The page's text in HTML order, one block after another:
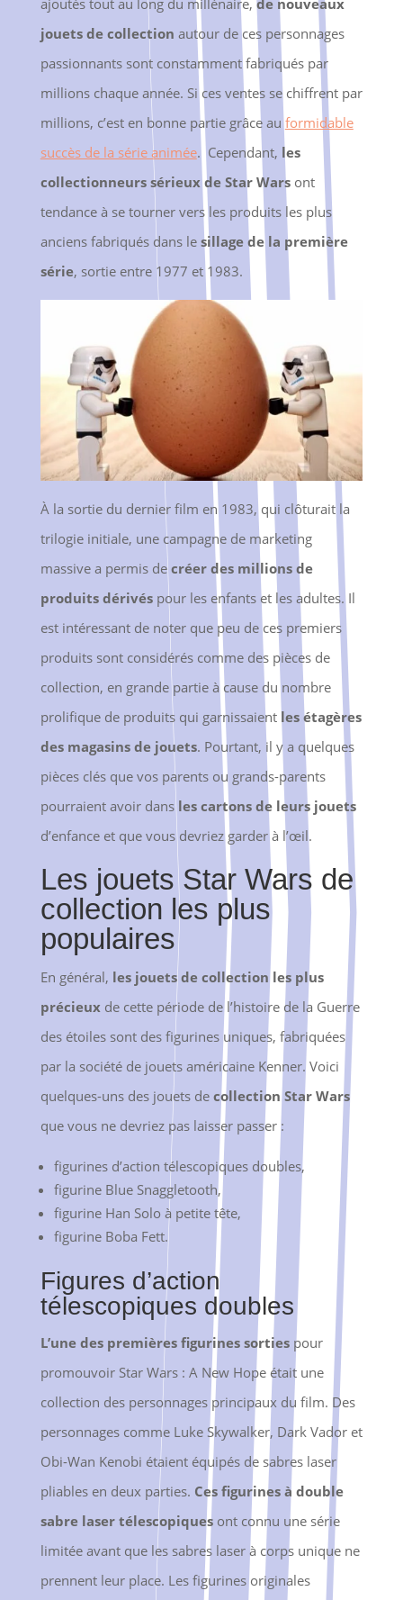
jouets de collection autour de ces personnages
passionnants sont constamment fabriqués par
millions chaque année. Si ces ventes se chiffrent par
millions, c’est en bonne partie grâce auformidable
succès de la série animée. Cependant, les
collectionneurs sérieux de Star Warsont
tendance à se tourner vers les produits les plus
anciens fabriqués dans le sillage de la première
série, sortie entre 1977 et 1983.
À la sortie du dernier film en 1983, qui clôturait la
trilogie initiale, une campagne de marketing
massive a permis de créer des millions de
produits dérivéspour les enfants et les adultes. Il
est intéressant de noter que peu de ces premiers
produits sont considérés comme des pièces de
collection, en grande partie à cause du nombre
prolifique de produits qui garnissaient les étagères
des magasins de jouets. Pourtant, il y a quelques
pièces clés que vos parents ou grands-parents
pourraient avoir dansles cartons de leurs jouets
d’enfance et que vous devriez garder à l’œil.
Les jouets Star Wars de
collection les plus
populaires
En général, les jouets de collection les plus
précieuxde cette période de l’histoire de la Guerre
des étoiles sont des figurines uniques, fabriquées
par la société de jouets américaine Kenner. Voici
quelques-uns des jouets de collection Star Wars
que vous ne devriez pas laisser passer :
figurines d’action télescopiques doubles,
figurine Blue Snaggletooth,
figurine Han Solo à petite tête,
figurine Boba Fett.
Figures d’action
télescopiques doubles
L’une des premières figurines sorties pour
promouvoir Star Wars : A New Hope était une
collection des personnages principaux du film. Des
personnages comme Luke Skywalker, Dark Vador et
Obi-Wan Kenobi étaient équipés de sabres laser
pliables en deux parties. Ces figurines à double
sabre laser télescopiquesont connu une série
limitée avant que les sabres laser à corps unique ne
prennent leur place. Les figurines originales